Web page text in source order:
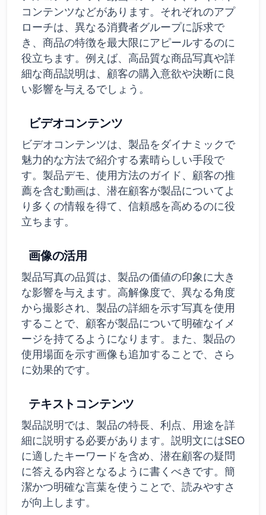
コンテンツなどがあります。それぞれのアプ
ローチは、異なる消費者グループに訴求で
き、商品の特徴を最大限にアピールするのに
役立ちます。例えば、高品質な商品写真や詳
細な商品説明は、顧客の購入意欲や決断に良
い影響を与えるでしょう。
ビデオコンテンツ
ビデオコンテンツは、製品をダイナミックで
魅力的な方法で紹介する素晴らしい手段で
す。製品デモ、使用方法のガイド、顧客の推
薦を含む動画は、潜在顧客が製品についてよ
り多くの情報を得て、信頼感を高めるのに役
立ちます。
画像の活用
製品写真の品質は、製品の価値の印象に大き
な影響を与えます。高解像度で、異なる角度
から撮影され、製品の詳細を示す写真を使用
することで、顧客が製品について明確なイメ
ージを持てるようになります。また、製品の
使用場面を示す画像も追加することで、さら
に効果的です。
テキストコンテンツ
製品説明では、製品の特長、利点、用途を詳
細に説明する必要があります。説明文にはSEO
に適したキーワードを含め、潜在顧客の疑問
に答える内容となるように書くべきです。簡
潔かつ明確な言葉を使うことで、読みやすさ
が向上します。